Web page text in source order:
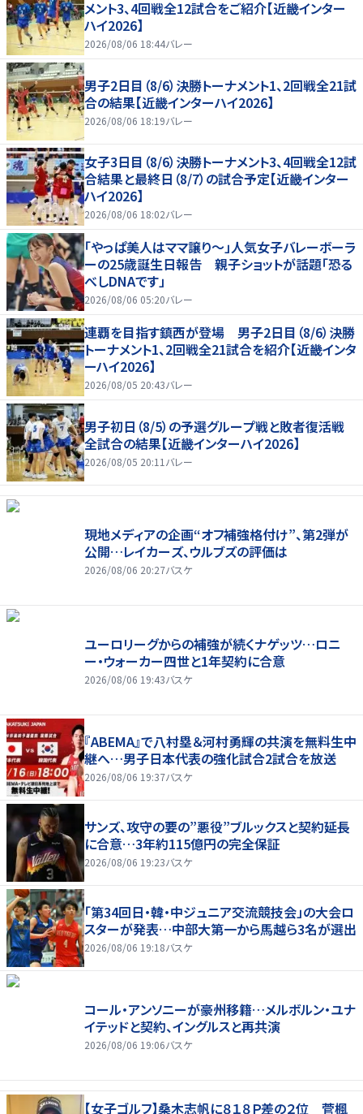
メント3、4回戦全12試合をご紹介【近畿インター
ハイ2026】
2026/08/06 18:44バレー
男子2日目（8/6）決勝トーナメント1、2回戦全21試
合の結果【近畿インターハイ2026】
2026/08/06 18:19バレー
女子3日目（8/6）決勝トーナメント3、4回戦全12試
合結果と最終日（8/7）の試合予定【近畿インター
ハイ2026】
2026/08/06 18:02バレー
「やっぱ美人はママ譲り～」人気女子バレーボーラ
ーの25歳誕生日報告 親子ショットが話題「恐る
べしDNAです」
2026/08/06 05:20バレー
連覇を目指す鎮西が登場 男子2日目（8/6）決勝
トーナメント1、2回戦全21試合を紹介【近畿インタ
ーハイ2026】
2026/08/05 20:43バレー
男子初日（8/5）の予選グループ戦と敗者復活戦
全試合の結果【近畿インターハイ2026】
2026/08/05 20:11 バレー
現地メディアの企画“オフ補強格付け”、第2弾が
公開…レイカーズ、ウルブズの評価は
2026/08/06 20:27バスケ
ユーロリーグからの補強が続くナゲッツ…ロニ
ー・ウォーカー四世と1年契約に合意
2026/08/06 19:43バスケ
『ABEMA』で八村塁＆河村勇輝の共演を無料生中
継へ…男子日本代表の強化試合2試合を放送
2026/08/06 19:37バスケ
サンズ、攻守の要の”悪役”ブルックスと契約延長
に合意…3年約115億円の完全保証
2026/08/06 19:23バスケ
「第34回日・韓・中ジュニア交流競技会」の大会ロ
スターが発表…中部大第一から馬越ら3名が選出
2026/08/06 19:18バスケ
コール・アンソニーが豪州移籍…メルボルン・ユナ
イテッドと契約、イングルスと再共演
2026/08/06 19:06バスケ
【女子ゴルフ】桑木志帆に８１８Ｐ差の２位 菅楓